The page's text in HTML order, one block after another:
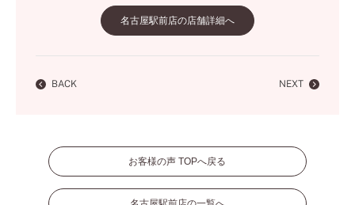
名古屋駅前店の店舗詳細へ
BACK NEXT
お客様の声 TOPへ戻る